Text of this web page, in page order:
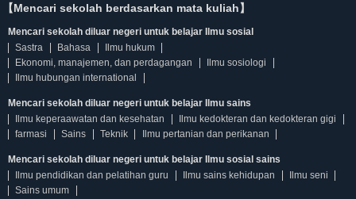
【Mencari sekolah berdasarkan mata kuliah】
Mencari sekolah diluar negeri untuk belajar Ilmu sosial
Sastra
Bahasa
Ilmu hukum
Ekonomi, manajemen, dan perdagangan
Ilmu sosiologi
Ilmu hubungan international
Mencari sekolah diluar negeri untuk belajar Ilmu sains
Ilmu keperaawatan dan kesehatan
Ilmu kedokteran dan kedokteran gigi
farmasi
Sains Teknik Ilmu pertanian dan perikanan
Mencari sekolah diluar negeri untuk belajar Ilmu sosial sains
Ilmu pendidikan dan pelatihan guru
Ilmu sains kehidupan
Ilmu seni
Sains umum